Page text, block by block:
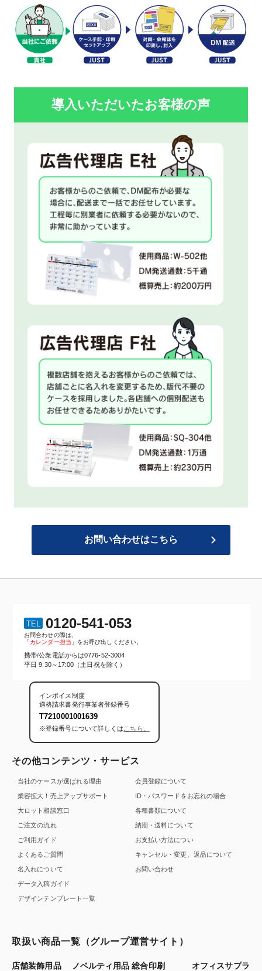
導入いただいたお客様の声
お問い合わせはこちら
TEL 0120-541-053
お問合わせの際は、
「カレンダー担当 」をお呼び出しください。
携帯/公衆電話からは0776-52-3004
平日 9:30～17:00（土日祝を除く）
インボイス制度
適格請求書発行事業者登録番号
T7210001001639
※登録番号について詳しくは こちら。
その他コンテンツ・サービス
当社のケースが選ばれる理由
業容拡大！売上アップサポート
大ロット相談窓口
ご注文の流れ
ご利用ガイド
よくあるご質問
名入れについて
データ入稿ガイド
デザインテンプレート一覧
会員登録について
ID・パスワードをお忘れの場合
各種書類について
納期・送料について
お支払い方法につい
キャンセル・変更、返品について
お問い合わせ
取扱い商品一覧（グループ運営サイト）
店舗装飾用品 ノベルティ用品 総合印刷
オフィスサプラ